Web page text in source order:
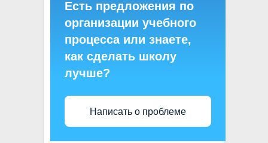
Есть предложения по
организации учебного
процесса или знаете,
как сделать школу
лучше?
Написать о проблеме